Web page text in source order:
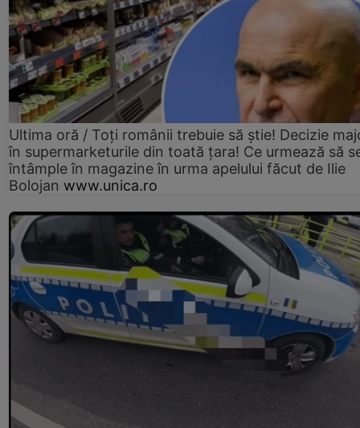
Ultima oră / Toți românii trebuie să știe! Decizie
în supermarketurile din toată țara! Ce urmează să
întâmple în magazine în urma apelului făcut de Ilie
Bolojan www.unica.ro